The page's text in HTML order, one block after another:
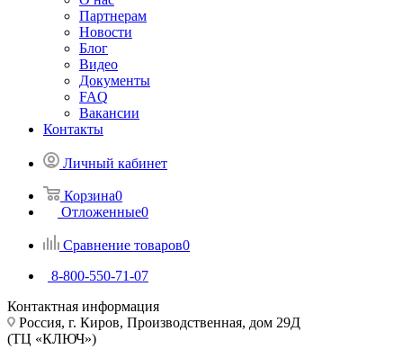
Партнерам
Новости
Блог
Видео
Документы
FAQ
Вакансии
Контакты
Личный кабинет
Корзина0
Отложенные0
Сравнение товаров0
8-800-550-71-07
Контактная информация
Россия, г. Киров, Производственная, дом 29Д
(ТЦ «КЛЮЧ»)